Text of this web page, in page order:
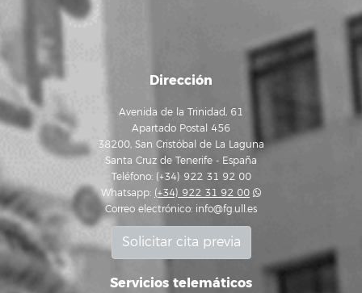
Dirección
Avenida de la Trinidad, 61
Apartado Postal 456
38200, San Cristóbal de La Laguna
Santa Cruz de Tenerife - España
Teléfono: (+34) 922 31 92 00
Whatsapp: (+34) 922 31 92 00
Correo electrónico: info@fg.ull.es
Solicitar cita previa
Servicios telemáticos